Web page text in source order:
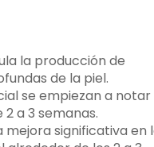
la producción de
de la piel.
se empiezan a notar
a 3 semanas.
mejora significativa en